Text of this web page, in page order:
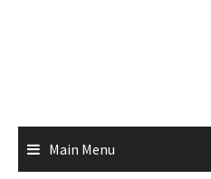
Main Menu